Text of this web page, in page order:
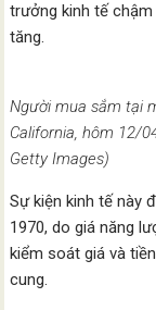
trưởng kinh tế chậm
tăng.
Người mua sắm tại
California, hôm 12/
Getty Images)
Sự kiện kinh tế này
1970, do giá năng
kiểm soát giá và
cung.